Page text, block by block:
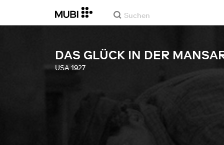
DAS GLÜCK IN DER
USA1927